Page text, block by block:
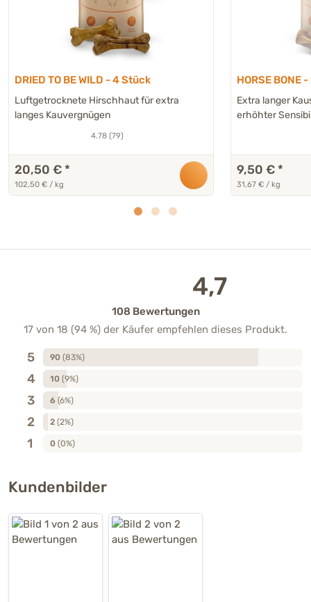
DRIED TO BE WILD - 4 Stück
Luftgetrocknete Hirschhaut für extra
langes Kauvergnügen
4.78 (79)
20,50 € *
102,50 € / kg
HORSE BONE
Extra langer
erhöhter
9,50 € *
31,67 € / kg
4,7
108 Bewertungen
17 von 18 (94 %) der Käufer empfehlen dieses Produkt.
5 90 (83%)
4 10 (9%)
3 6 (6%)
2 2 (2%)
1 0 (0%)
Kundenbilder